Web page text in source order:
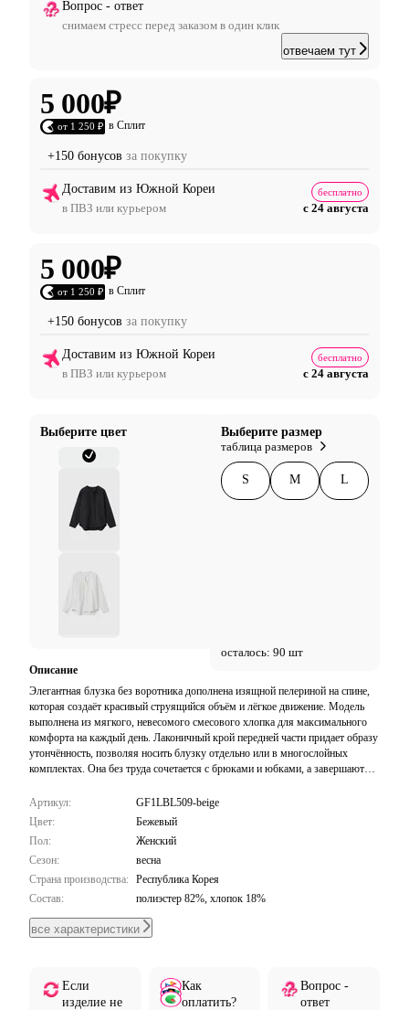
Вопрос - ответ
снимаем стресс перед заказом в один клик
отвечаем тут
5 000₽
от 1 250 ₽ в Сплит
+150 бонусов за покупку
Доставим из Южной Кореи
в ПВЗ или курьером
бесплатно
с 24 августа
5 000₽
от 1 250 ₽ в Сплит
+150 бонусов за покупку
Доставим из Южной Кореи
в ПВЗ или курьером
бесплатно
с 24 августа
Выберите цвет
Выберите размер
таблица размеров
S M L
осталось: 90 шт
Описание
Элегантная блузка без воротника дополнена изящной пелериной на спине,
которая создаёт красивый струящийся объём и лёгкое движение. Модель
выполнена из мягкого, невесомого смесового хлопка для максимального
комфорта на каждый день. Лаконичный крой передней части придает образу
утончённость, позволяя носить блузку отдельно или в многослойных
комплектах. Она без труда сочетается с брюками и юбками, а завершают
Артикул:
GF1LBL509-beige
Цвет:
Бежевый
Пол:
Женский
Сезон:
весна
Страна производства: Республика Корея
Состав:
полиэстер 82%, хлопок 18%
все характеристики
Если
изделие не
Как
оплатить?
Вопрос -
ответ